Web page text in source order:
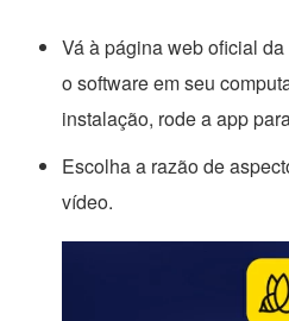
Vá à página web oficial
o software em seu
instalação, rode a app
Escolha a razão de
vídeo.